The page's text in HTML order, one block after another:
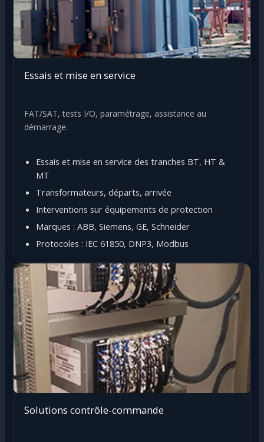
Essais et mise en service
FAT/SAT, tests I/O, paramétrage, assistance au
démarrage.
Essais et mise en service des tranches BT, HT &
MT
Transformateurs, départs, arrivée
Interventions sur équipements de protection
Marques : ABB, Siemens, GE, Schneider
Protocoles : IEC 61850, DNP3, Modbus
Solutions contrôle-commande